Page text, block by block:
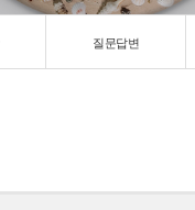
질문답변